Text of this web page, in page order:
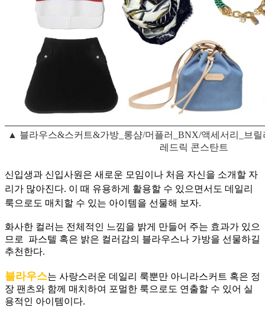
▲ 블라우스&스커트&가방_롱샴/머플러_BNX/액세서리_브릴
레드릭 콘스탄트
신입생과 신입사원은 새로운 모임이나 처음 자신을 소개할 자
리가 많아진다. 이 때 유용하게 활용할 수 있으면서도 데일리
룩으로도 매치할 수 있는 아이템을 선물해 보자.
화사한 컬러는 전체적인 느낌을 밝게 만들어 주는 효과가 있으
므로 파스텔 혹은 밝은 컬러감의 블라우스나 가방을 선물하길
추천한다.
블라우스는 사랑스러운 데일리 룩뿐만 아니라스커트 혹은 정
장 팬츠와 함께 매치하여 포멀한 룩으로도 연출할 수 있어 실
용적인 아이템이다.